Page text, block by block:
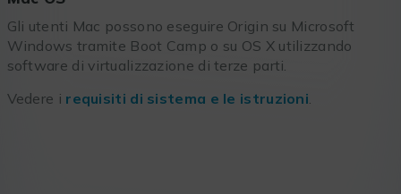
Gli utenti Mac possono eseguire Origin su Microsoft
Windows tramite Boot Camp o su OS X utilizzando
software di virtualizzazione di terze parti.
Vedere i requisiti di sistema e le istruzioni